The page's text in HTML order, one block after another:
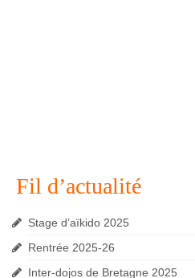
Fil d’actualité
Stage d’aïkido 2025
Rentrée 2025-26
Inter-dojos de Bretagne 2025